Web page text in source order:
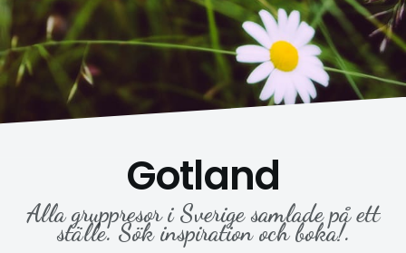
Gotland
Alla gruppresor i Sverige samlade på ett
ställe. Sök inspiration och boka!.